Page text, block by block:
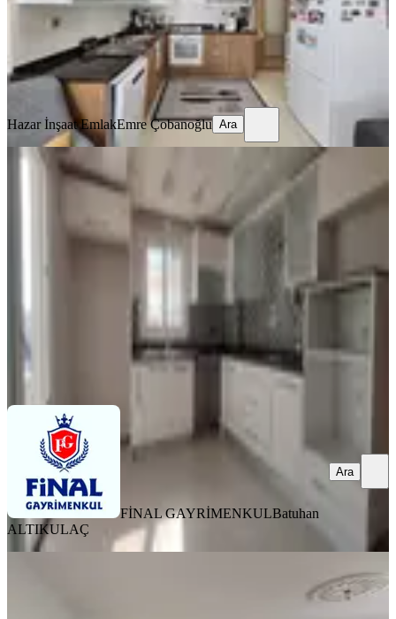
37.000 ₺
Hazar İnşaat EmlakEmre Çobanoğlu
Hazar İnşaat EmlakEmre Çobanoğlu Ara
YENİ
Finalden Telliderede Geniş 3+1
Seyhan, Tellidere Mahallesi
3+1
160 m² ·5. Kat·
FİNAL GAYRİMENKULBatuhan ALTIKULAÇ
Ara
FİNAL GAYRİMENKULBatuhan
ALTIKULAÇ
Ara
Yeşiloba Toki'de Masrafsız Doğalgazlı